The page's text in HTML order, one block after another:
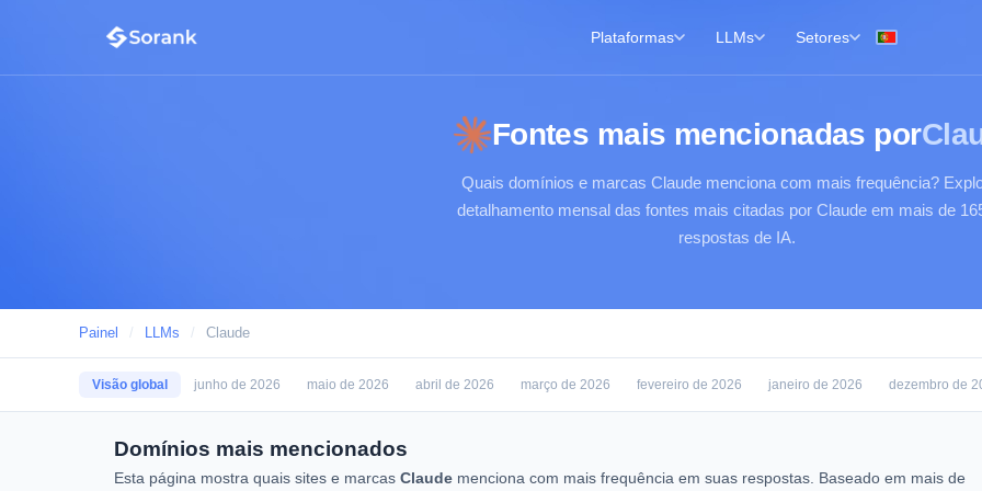
Plataformas LLMs Setores
Fontes mais mencionadas por
Quais domínios e marcas Claude menciona com mais frequência?
detalhamento mensal das fontes mais citadas por Claude em mais de
respostas de IA.
Painel / LLMs / Claude
Visão global junho de 2026 maio de 2026 abril de 2026 março de 2026 fevereiro de 2026 janeiro de 2026 dezembro de
Domínios mais mencionados
Esta página mostra quais sites e marcas Claude menciona com mais frequência em suas respostas. Baseado em mais de